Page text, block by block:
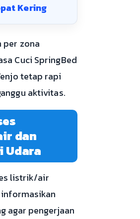
Kering
per zona
Cuci SpringBed
tetap rapi
aktivitas.
dan
Udara
listrik/air
agar pengerjaan